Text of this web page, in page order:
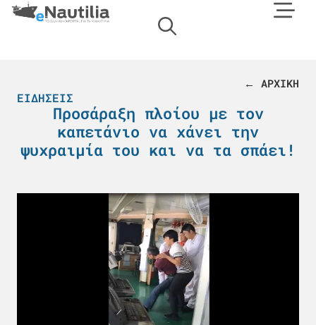
← ΑΡΧΙΚΗ
ΕΙΔΉΣΕΙΣ
Προσάραξη πλοίου με τον
καπετάνιο να χάνει την
ψυχραιμία του και να τα σπάει!